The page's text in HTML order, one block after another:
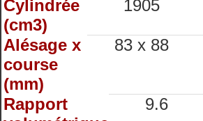
Cylindrée
(cm3)
1905
Alésage x
course
(mm)
83 x 88
Rapport
9.6